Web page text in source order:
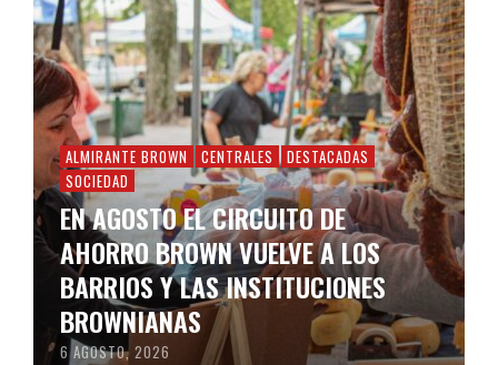
ALMIRANTE BROWN CENTRALES
DESTACADAS
SOCIEDAD
EN AGOSTO EL CIRCUITO DE
AHORRO BROWN VUELVE A LOS
BARRIOS Y LAS INSTITUCIONES
BROWNIANAS
6 AGOSTO, 2026